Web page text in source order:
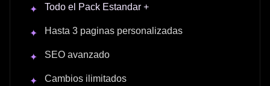
✦ Todo el Pack Estandar +
✦ Hasta 3 paginas personalizadas
✦ SEO avanzado
✦ Cambios ilimitados